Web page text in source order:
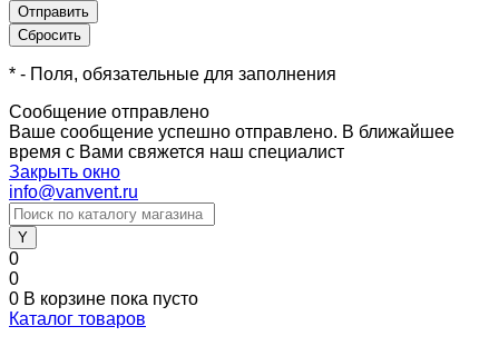
* - Поля, обязательные для заполнения
Сообщение отправлено
Ваше сообщение успешно отправлено. В ближайшее
время с Вами свяжется наш специалист
Закрыть окно
info@vanvent.ru
0
0
0 В корзине пока пусто
Каталог товаров